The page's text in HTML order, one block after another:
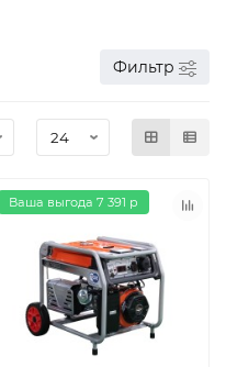
Фильтр
Ваша выгода 7 391 р